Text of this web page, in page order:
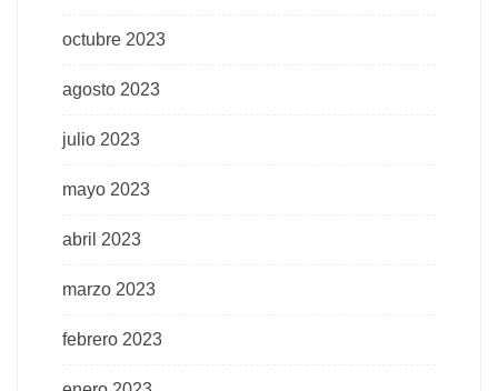
octubre 2023
agosto 2023
julio 2023
mayo 2023
abril 2023
marzo 2023
febrero 2023